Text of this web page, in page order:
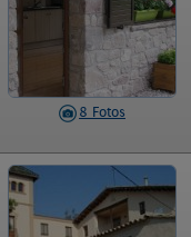
8 Fotos